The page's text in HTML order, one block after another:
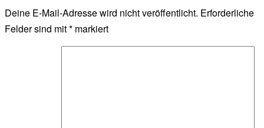
Deine E-Mail-Adresse wird nicht veröffentlicht. Erforderliche
Felder sind mit* markiert